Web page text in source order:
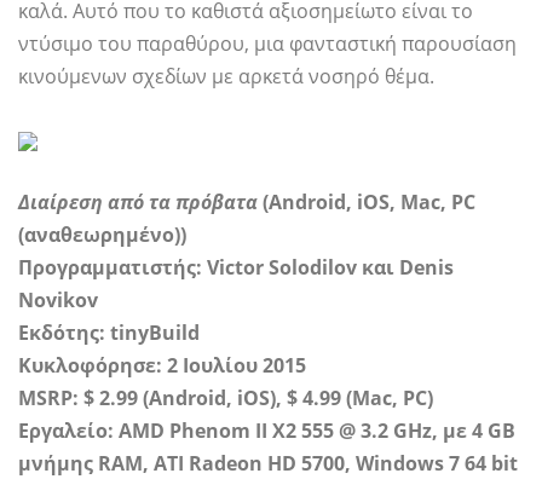
καλά. Αυτό που το καθιστά αξιοσημείωτο είναι το
ντύσιμο του παραθύρου, μια φανταστική παρουσίαση
κινούμενων σχεδίων με αρκετά νοσηρό θέμα.
Διαίρεση από τα πρόβατα(Android, iOS, Mac, PC
(αναθεωρημένο))
Προγραμματιστής: Victor Solodilov και Denis
Novikov
Εκδότης: tinyBuild
Κυκλοφόρησε: 2 Ιουλίου 2015
MSRP: $ 2.99 (Android, iOS), $ 4.99 (Mac, PC)
Εργαλείο: AMD Phenom II X2 555 @ 3.2 GHz, με 4 GB
μνήμης RAM, ATI Radeon HD 5700, Windows 7 64 bit